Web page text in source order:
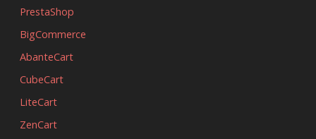
PrestaShop
BigCommerce
AbanteCart
CubeCart
LiteCart
ZenCart